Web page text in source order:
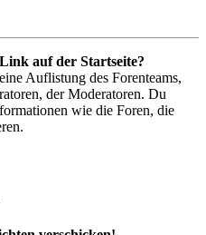
auf der Startseite?
Auflistung des Forenteams,
der Moderatoren. Du
wie die Foren, die